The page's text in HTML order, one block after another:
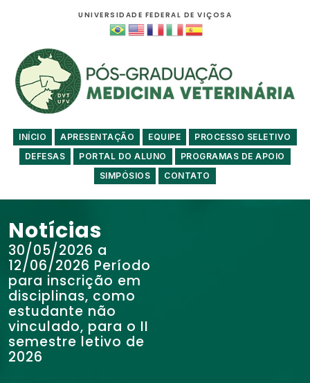
UNIVERSIDADE FEDERAL DE VIÇOSA
INÍCIO APRESENTAÇÃO EQUIPE
PROCESSO SELETIVO
DEFESAS
PORTAL DO ALUNO
PROGRAMAS DE APOIO
SIMPÓSIOS
CONTATO
Notícias
30/05/2026 a
12/06/2026 Período
para inscrição em
disciplinas, como
estudante não
vinculado, para o II
semestre letivo de
2026